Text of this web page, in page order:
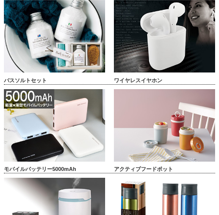
バスソルトセット ワイヤレスイヤホン
モバイルバッテリー5000mAh アクティブフードポット